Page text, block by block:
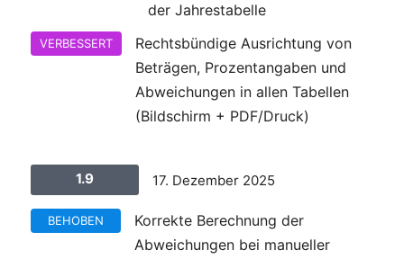
der Jahrestabelle
VERBESSERT
Rechtsbündige Ausrichtung von
Beträgen, Prozentangaben und
Abweichungen in allen Tabellen
(Bildschirm + PDF/Druck)
1.9 17. Dezember 2025
BEHOBEN
Korrekte Berechnung der
Abweichungen bei manueller